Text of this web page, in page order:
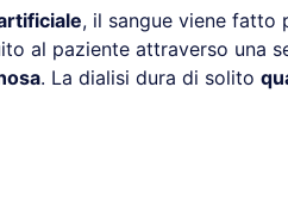
, il sangue viene fatto
al paziente attraverso una
. La dialisi dura di solito